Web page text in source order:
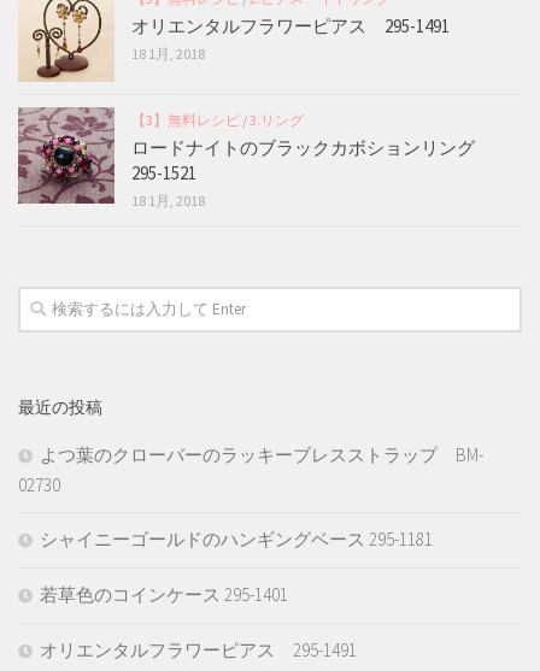
オリエンタルフラワーピアス 295-1491
18 1月, 2018
【3】無料レシピ /3.リング
ロードナイトのブラックカボションリング
295-1521
18 1月, 2018
最近の投稿
よつ葉のクローバーのラッキーブレスストラップ BM-
02730
シャイニーゴールドのハンギングベース 295-1181
若草色のコインケース 295-1401
オリエンタルフラワーピアス 295-1491